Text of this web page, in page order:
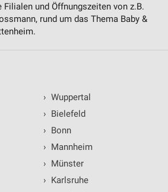
und Öffnungszeiten von z.B.
rund um das Thema Baby &
› Wuppertal
› Bielefeld
› Bonn
› Mannheim
› Münster
› Karlsruhe